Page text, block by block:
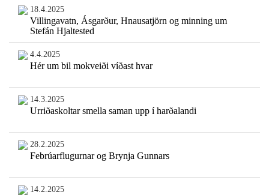
18.4.2025
Villingavatn, Ásgarður, Hnausatjörn og minning um
Stefán Hjaltested
4.4.2025
Hér um bil mokveiði víðast hvar
14.3.2025
Urriðaskoltar smella saman upp í harðalandi
28.2.2025
Febrúarflugurnar og Brynja Gunnars
14.2.2025